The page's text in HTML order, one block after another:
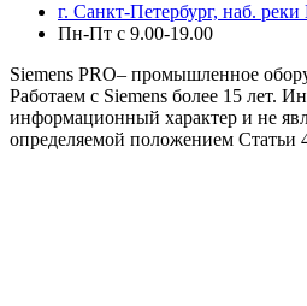
г. Санкт-Петербург, наб.
Пн-Пт с 9.00-19.00
Siemens PRO– промышленное
Работаем с Siemens более 15 лет.
информационный характер и не
определяемой положением